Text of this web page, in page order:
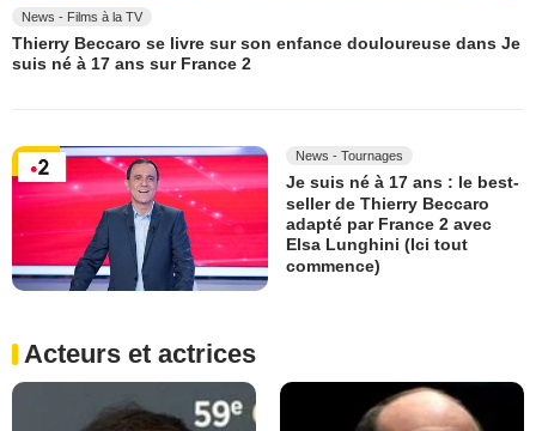
News - Films à la TV
Thierry Beccaro se livre sur son enfance douloureuse dans Je
suis né à 17 ans sur France 2
News - Tournages
Je suis né à 17 ans : le best-
seller de Thierry Beccaro
adapté par France 2 avec
Elsa Lunghini (Ici tout
commence)
Acteurs et actrices